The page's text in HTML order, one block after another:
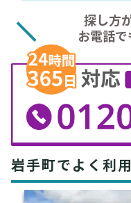
探し方
お電話
岩手町でよく利